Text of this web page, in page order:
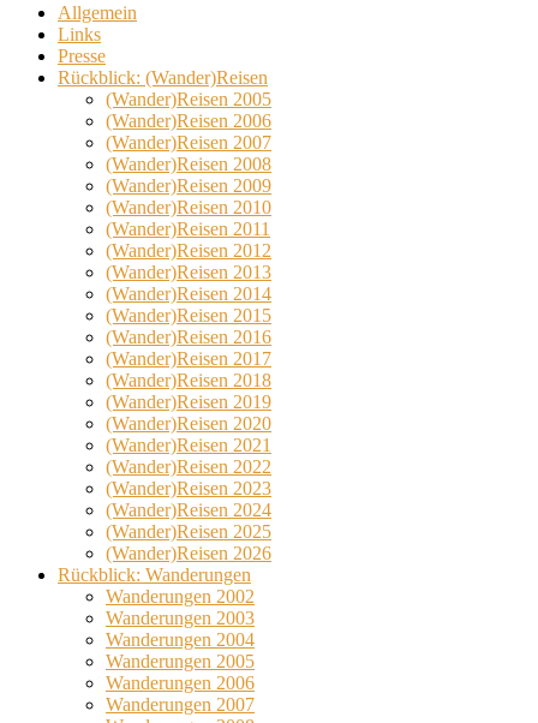
Allgemein
Links
Presse
Rückblick: (Wander)Reisen
(Wander)Reisen 2005
(Wander)Reisen 2006
(Wander)Reisen 2007
(Wander)Reisen 2008
(Wander)Reisen 2009
(Wander)Reisen 2010
(Wander)Reisen 2011
(Wander)Reisen 2012
(Wander)Reisen 2013
(Wander)Reisen 2014
(Wander)Reisen 2015
(Wander)Reisen 2016
(Wander)Reisen 2017
(Wander)Reisen 2018
(Wander)Reisen 2019
(Wander)Reisen 2020
(Wander)Reisen 2021
(Wander)Reisen 2022
(Wander)Reisen 2023
(Wander)Reisen 2024
(Wander)Reisen 2025
(Wander)Reisen 2026
Rückblick: Wanderungen
Wanderungen 2002
Wanderungen 2003
Wanderungen 2004
Wanderungen 2005
Wanderungen 2006
Wanderungen 2007